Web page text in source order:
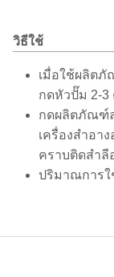
วิธีใช้
เมื่อใช้ผลิตภั
กดหัวปั๊ม 2-
กดผลิตภัณฑ์
เครื่องสำอา
คราบติดสำลี
ปริมาณการ